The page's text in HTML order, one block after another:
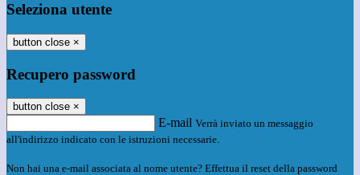
Seleziona utente
button close ×
Recupero password
button close ×
E-mail Verrà inviato un messaggio
all'indirizzo indicato con le istruzioni necessarie.
Non hai una e-mail associata al nome utente? Effettua il reset della password